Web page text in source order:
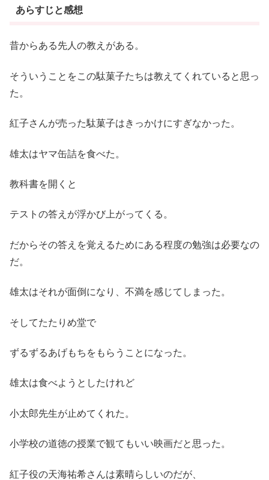
あらすじと感想
昔からある先人の教えがある。
そういうことをこの駄菓子たちは教えてくれていると思っ
た。
紅子さんが売った駄菓子はきっかけにすぎなかった。
雄太はヤマ缶詰を食べた。
教科書を開くと
テストの答えが浮かび上がってくる。
だからその答えを覚えるためにある程度の勉強は必要なの
だ。
雄太はそれが面倒になり、不満を感じてしまった。
そしてたたりめ堂で
ずるずるあげもちをもらうことになった。
雄太は食べようとしたけれど
小太郎先生が止めてくれた。
小学校の道徳の授業で観てもいい映画だと思った。
紅子役の天海祐希さんは素晴らしいのだが、